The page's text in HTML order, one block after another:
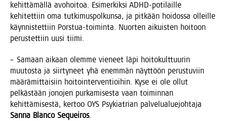
kehit­tä­mäl­lä avo­hoi­toa. Esi­mer­kik­si ADHD-poti­lail­le
kehi­tet­tiin oma tut­ki­mus­pol­kun­sa, ja pit­kään hoi­dos­sa olleil­le
käyn­nis­tet­tiin Pors­tua-toi­min­ta. Nuor­ten aikuis­ten hoi­toon
perus­tet­tiin uusi tiimi.
– Samaan aikaan olem­me vie­neet läpi hoi­to­kult­tuu­rin
muu­tos­ta ja siir­ty­neet yhä enem­män näyt­töön perus­tu­viin
mää­rä­mit­tai­siin hoi­toin­ter­ven­tioi­hin. Kyse ei ole ollut
pel­käs­tään jono­jen pur­ka­mi­ses­ta vaan toi­min­nan
kehit­tä­mi­ses­tä, ker­too OYS Psy­kiat­rian pal­ve­lua­lue­joh­ta­ja
San­na Blanco Sequei­ros.